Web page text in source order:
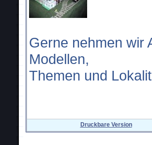
Gerne nehmen wir
Modellen,
Themen und
Druckbare Version